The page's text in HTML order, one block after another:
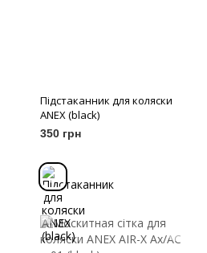
Підстаканник для коляски
ANEX (black)
350 грн